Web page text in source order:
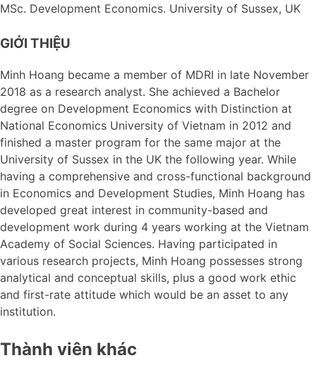
MSc. Development Economics. University of Sussex, UK
GIỚI THIỆU
Minh Hoang became a member of MDRI in late November
2018 as a research analyst. She achieved a Bachelor
degree on Development Economics with Distinction at
National Economics University of Vietnam in 2012 and
finished a master program for the same major at the
University of Sussex in the UK the following year. While
having a comprehensive and cross-functional background
in Economics and Development Studies, Minh Hoang has
developed great interest in community-based and
development work during 4 years working at the Vietnam
Academy of Social Sciences. Having participated in
various research projects, Minh Hoang possesses strong
analytical and conceptual skills, plus a good work ethic
and first-rate attitude which would be an asset to any
institution.
Thành viên khác